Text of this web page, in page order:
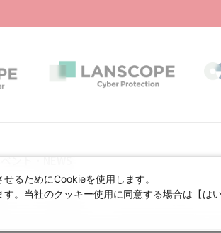
ント・NEWS
ュリティ方針 プライバシーポリシー
るためにCookieを使用します。
。当社のクッキー使用に同意する場合は【は